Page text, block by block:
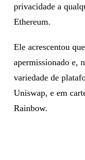
privacidade a
Ethereum.
Ele acrescentou
apermissionado e,
variedade de
Uniswap, e em
Rainbow.